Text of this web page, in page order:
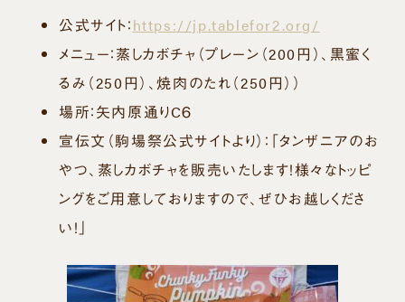
公式サイト：https://jp.tablefor2.org/
メニュー：蒸しカボチャ（プレーン（200円）、黒蜜く
るみ（250円）、焼肉のたれ（250円））
場所：矢内原通りC６
宣伝文（駒場祭公式サイトより）： 「タンザニアのお
やつ、蒸しカボチャを販売いたします！様々なトッピ
ングをご用意しておりますので、ぜひお越しくださ
い！」